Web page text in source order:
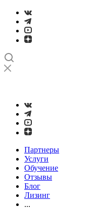
Партнеры
Услуги
Обучение
Отзывы
Блог
Лизинг
...